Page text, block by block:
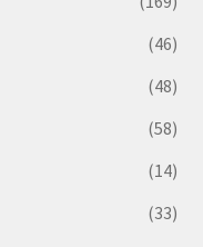
(46)
(48)
(58)
(14)
(33)